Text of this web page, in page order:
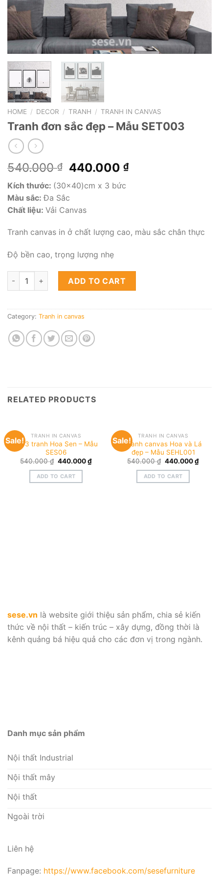
HOME / DECOR / TRANH / TRANH IN CANVAS
Tranh đơn sắc đẹp – Mẫu SET003
540.000₫
Original
was:
540.000 ₫.
440.000₫Current
Kích thước: (30×40)cm x 3 bức
Màu sắc:Đa Sắc
Chất liệu: Vải Canvas
Tranh canvas in ở chất lượng cao, màu sắc chân thực
Độ bền cao, trọng lượng nhẹ
Tranh đơn sắc đẹp - Mẫu SET003 quantity
ADD TO CART
Category: Tranh in canvas
RELATED PRODUCTS
Sale! TRANH IN CANVAS
Bộ 3 tranh Hoa Sen – Mẫu
SES06
540.000₫ Original
was:
540.000 ₫.
440.000₫Current
ADD TO CART
Sale! TRANH IN CANVAS
Tranh canvas Hoa và Lá
đẹp – Mẫu SEHL001
540.000₫ Original
was:
540.000 ₫.
440.000₫
ADD TO CART
sese.vn là website giới thiệu sản phẩm, chia sẻ kiến
thức về nội thất – kiến trúc – xây dựng, đồng thời là
kênh quảng bá hiệu quả cho các đơn vị trong ngành.
Danh mục sản phẩm
Nội thất Industrial
Nội thất mây
Nội thất
Ngoài trời
Liên hệ
Fanpage: https://www.facebook.com/sesefurniture